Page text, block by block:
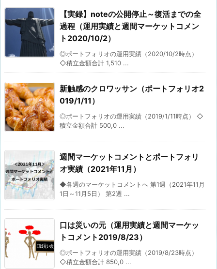
【実録】noteの公開停止～復活までの全
過程（運用実績と週間マーケットコメン
ト2020/10/2）
◎ポートフォリオの運用実績（2020/10/2時点）
◇積立金額合計 1,510 ...
新触感のクロワッサン（ポートフォリオ2
019/1/11）
◎ポートフォリオの運用実績（2019/1/11時点） ◇
積立金額合計 500,0 ...
週間マーケットコメントとポートフォリ
オ実績（2021年11月）
◆各週のマーケットコメントへ 第1週（2021年11月
1日～11月5日） 第2週 ...
口は災いの元（運用実績と週間マーケッ
トコメント2019/8/23）
◎ポートフォリオの運用実績（2019/8/23時点）
◇積立金額合計 850,0 ...